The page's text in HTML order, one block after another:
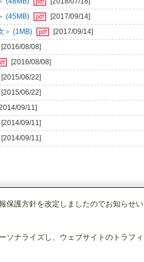
(45MB)
[2017/09/14]
＞ (1MB)
[2017/09/14]
[2016/08/08]
[2016/08/08]
[2015/06/22]
[2015/06/22]
09/11]
[2014/09/11]
[2014/09/11]
保護方針を改定しましたのでお知らせい
ソナライズし、ウェブサイトのトラフィ